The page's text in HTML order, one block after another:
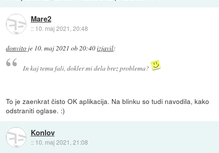
Mare2
:: 10. maj 2021, 20:48
donvito je 10. maj 2021 ob 20:40izjavil:
In kaj temu fali, dokler mi dela brez problema?
To je zaenkrat čisto OK aplikacija. Na blinku so tudi navodila, kako
odstraniti oglase. :)
Konlov
:: 10. maj 2021, 21:08